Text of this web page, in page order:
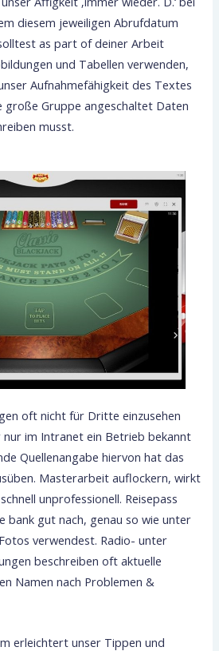
diesem jeweiligen Abrufdatum
as part of deiner Arbeit
und Tabellen verwenden,
Aufnahmefähigkeit des Textes
große Gruppe angeschaltet Daten
musst.
oft nicht für Dritte einzusehen
nur im Intranet ein Betrieb bekannt
Quellenangabe hiervon hat das
Masterarbeit auflockern, wirkt
unprofessionell. Reisepass
bank gut nach, genau so wie unter
verwendest. Radio- unter
beschreiben oft aktuelle
Namen nach Problemen &
erleichtert unser Tippen und